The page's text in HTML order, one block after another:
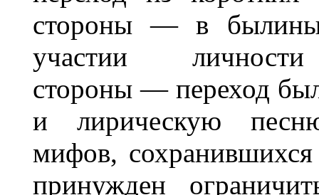
стороны — в
участии
стороны — переход
и лирическую
мифов,
принужден